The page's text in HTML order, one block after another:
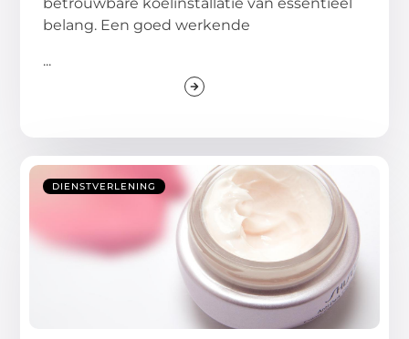
belang. Een goed werkende
...
DIENSTVERLENING